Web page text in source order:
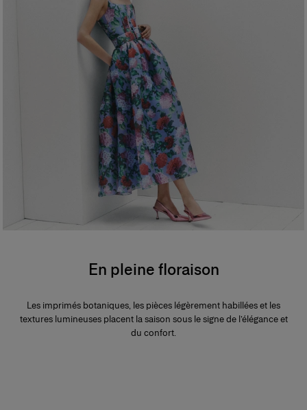
En pleine floraison
Les imprimés botaniques, les pièces légèrement habillées et les
textures lumineuses placent la saison sous le signe de l’élégance et
du confort.